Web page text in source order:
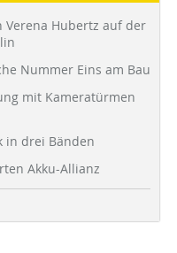
Hubertz auf der
Nummer Eins am Bau
mit Kameratürmen
in drei Bänden
Akku-Allianz